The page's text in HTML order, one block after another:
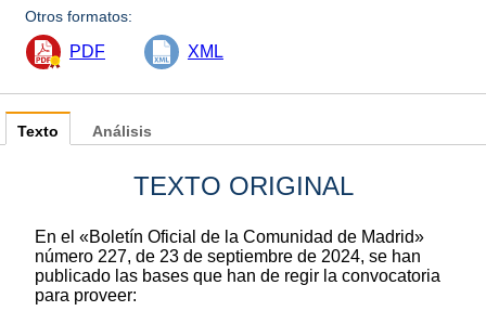
Otros formatos:
PDF XML
Texto
TEXTO ORIGINAL
En el «Boletín Oficial de la Comunidad de Madrid»
número 227, de 23 de septiembre de 2024, se han
publicado las bases que han de regir la convocatoria
para proveer:
Análisis